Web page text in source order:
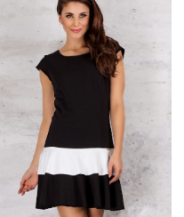
NIEBIESKA SUKIENKA
BOMBKA KRÓTKI
RĘKAW